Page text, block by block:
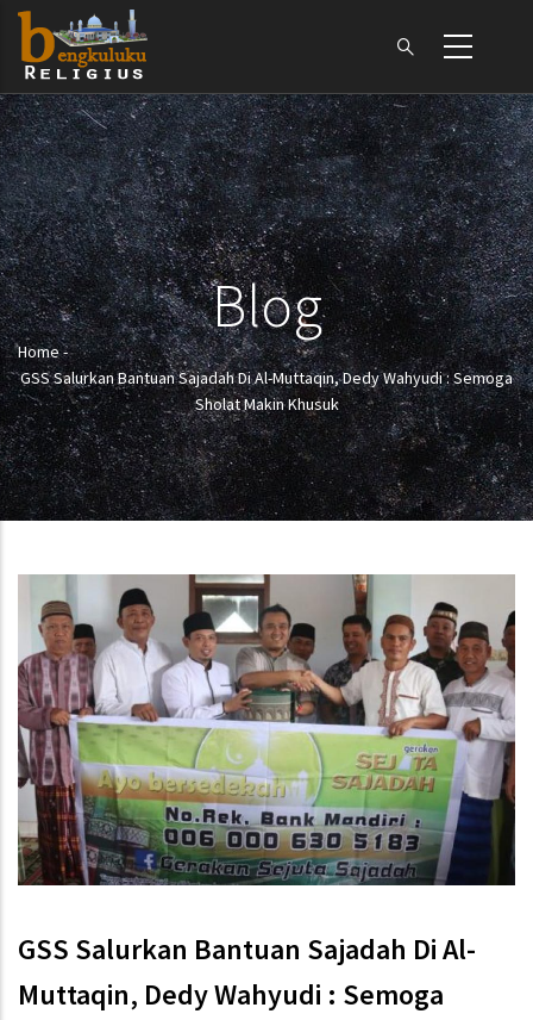
Skip
main
content
Blog
Breadcrumb
Home-
GSS Salurkan Bantuan Sajadah Di Al-Muttaqin, Dedy Wahyudi : Semoga
Sholat Makin Khusuk
GSS Salurkan Bantuan Sajadah Di Al-
Muttaqin, Dedy Wahyudi : Semoga